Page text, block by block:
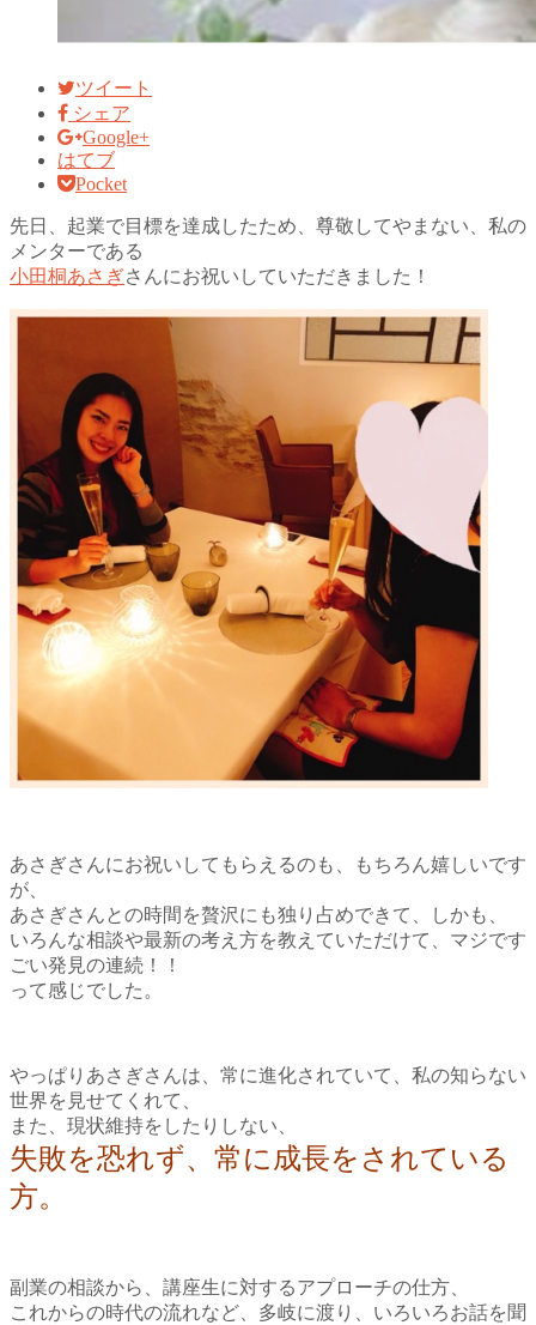
ツイート
シェア
Google+
はてブ
Pocket
先日、起業で目標を達成したため、 尊敬してやまない、私の
メンターである
小田桐あさぎさんにお祝いしていただきました！
あさぎさんにお祝いしてもらえるのも、
もちろん嬉しいです
が、
あさぎさんとの時間を贅沢にも独り占めできて、
しかも、
いろんな相談や最新の考え方を教えていただけて、 マジです
ごい発見の連続！！
って感じでした。
やっぱりあさぎさんは、常に進化されていて、 私の知らない
世界を見せてくれて、
また、現状維持をしたりしない、
失敗を恐れず、常に成長をされている
方。
副業の相談から、 講座生に対するアプローチの仕方、
これからの時代の流れなど、 多岐に渡り、いろいろお話を聞